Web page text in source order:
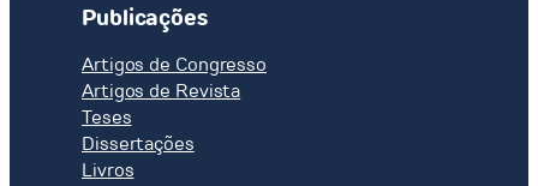
Publicações
Artigos de Congresso
Artigos de Revista
Teses
Dissertações
Livros